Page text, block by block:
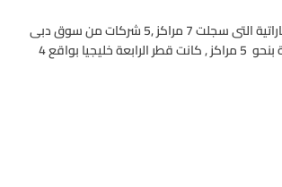
كانت الشركات السعودية صاحبة النصيب الأكبر بواقع 9 شركات تلتها الإماراتية التى سجلت 7 مراكز ,5 شركات من سوق دبى
وشركتين من سوق أبوظبى . وبينما استحوذت الكويت على المرتبة الثالثة بنحو 5 مراكز , كانت قطر الرابعة خليجيا بواقع 4